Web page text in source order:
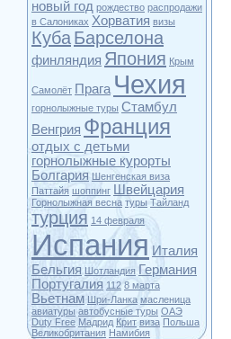
новый год рождество распродажи
в Салониках Хорватия визы
КубаБарселона
финляндия Япония Крым
Самолёт Прага Чехия
горнолыжные туры Стамбул
Венгрия Франция
отдых с детьми
горнолыжные курорты
Болгария Шенгенская виза
Паттайя шоппинг Швейцария
Горнолыжная весна туры Тайланд
турция 14 февраля
Испания Италия
Бельгия Шотландия Германия
Португалия 112 8 марта
Вьетнам Шри-Ланка масленица
авиатуры автобусные туры ОАЭ
Duty Free Мадрид Крит виза Польша
Великобритания Намибия